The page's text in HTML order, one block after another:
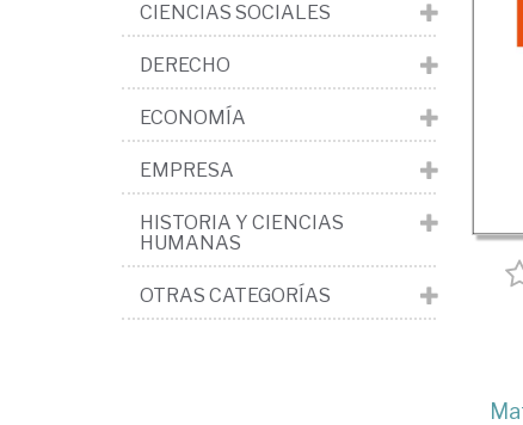
CIENCIAS SOCIALES
DERECHO
ECONOMÍA
EMPRESA
HISTORIA Y CIENCIAS
HUMANAS
OTRAS CATEGORÍAS